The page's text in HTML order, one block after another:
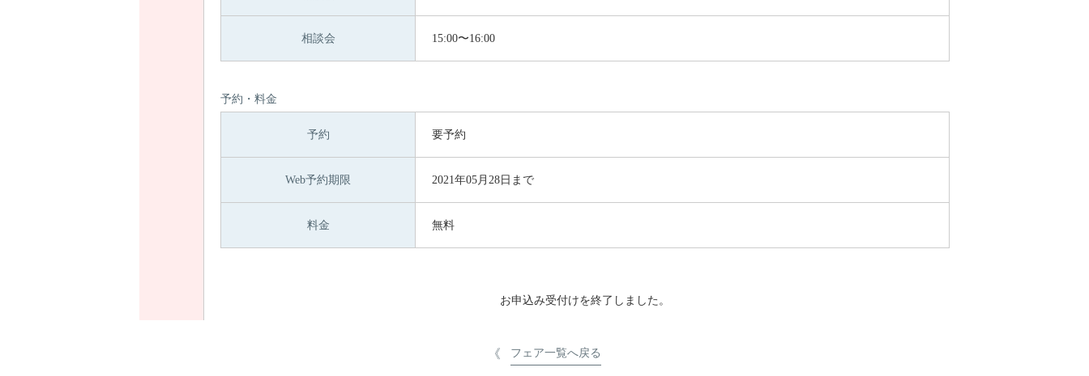
相談会 15:00〜16:00
予約・料金
予約 要予約
Web予約期限 2021年05月28日まで
料金 無料
お申込み受付けを終了しました。
フェア一覧へ戻る